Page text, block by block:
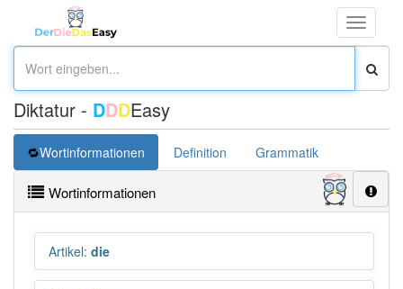
Toggle
Diktatur - DDDEasy
Wortinformationen Definition Grammatik
Wortinformationen
Artikel: die